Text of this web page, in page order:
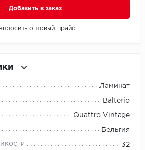
Next Step
Novafloor
Добавить в заказ
оптовый прайс
Ламинат
Balterio
Quattro Vintage
Бельгия
32